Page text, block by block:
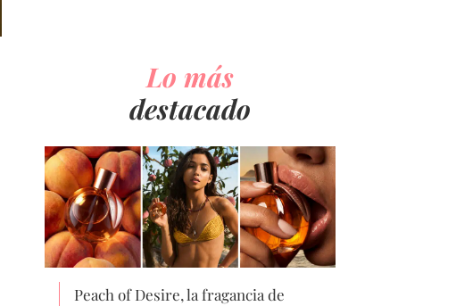
Lo más
destacado
Peach of Desire, la fragancia de